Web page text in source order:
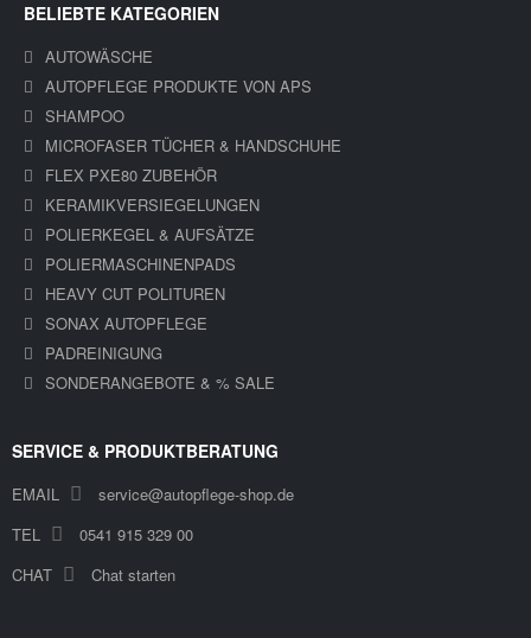
BELIEBTE KATEGORIEN
AUTOWÄSCHE
AUTOPFLEGE PRODUKTE VON APS
SHAMPOO
MICROFASER TÜCHER & HANDSCHUHE
FLEX PXE80 ZUBEHÖR
KERAMIKVERSIEGELUNGEN
POLIERKEGEL & AUFSÄTZE
POLIERMASCHINENPADS
HEAVY CUT POLITUREN
SONAX AUTOPFLEGE
PADREINIGUNG
SONDERANGEBOTE & % SALE
SERVICE & PRODUKTBERATUNG
EMAIL
service@autopflege-shop.de
TEL
0541 915 329 00
CHAT
Chat starten